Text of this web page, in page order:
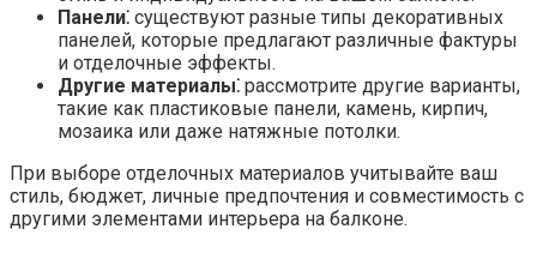
Панели⁚ существуют разные типы декоративных
панелей, которые предлагают различные фактуры
и отделочные эффекты.​
Другие материалы⁚ рассмотрите другие варианты,
такие как пластиковые панели, камень, кирпич,
мозаика или даже натяжные потолки.​
При выборе отделочных материалов учитывайте ваш
стиль, бюджет, личные предпочтения и совместимость с
другими элементами интерьера на балконе.​